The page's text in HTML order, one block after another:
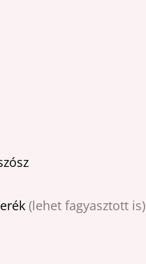
(lehet fagyasztott is)